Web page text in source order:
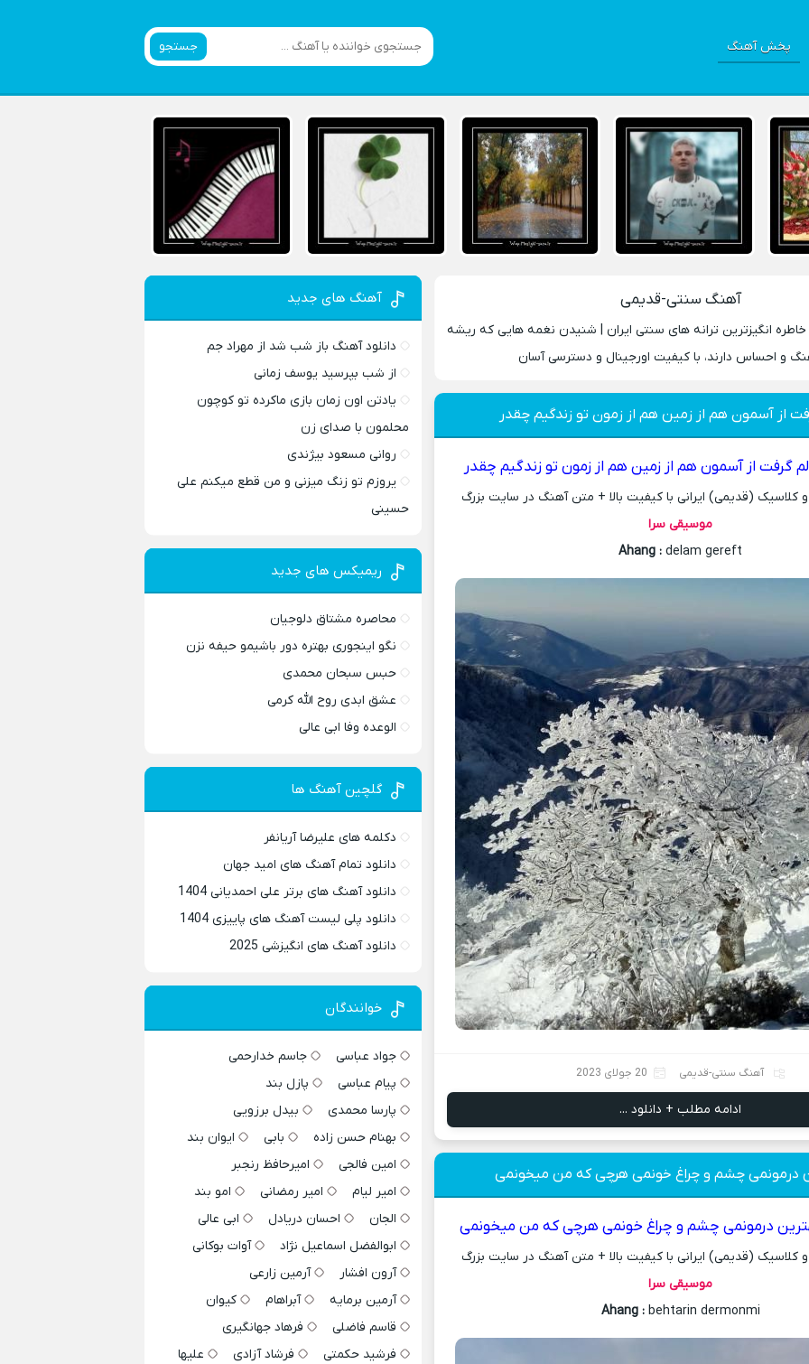
پخش آهنگ جستجو
آهنگ سنتی-قدیمی
انگیزترین ترانه‌ های سنتی ایران | شنیدن نغمه‌ هایی که ریشه
و احساس دارند، با کیفیت اورجینال و دسترسی آسان
از آسمون هم از زمین هم از زمون تو زندگیم چقدر
گرفت از آسمون هم از زمین هم از زمون تو زندگیم چقدر
(قدیمی) ایرانی با کیفیت بالا + متن آهنگ در سایت بزرگ
موسیقی سرا
Ahang : delam gereft
آهنگ سنتی-قدیمی 20 جولای 2023
ادامه مطلب + دانلود ...
درمونمی چشم و چراغ خونمی هرچی که من میخونمی
درمونمی چشم و چراغ خونمی هرچی که من میخونمی
(قدیمی) ایرانی با کیفیت بالا + متن آهنگ در سایت بزرگ
موسیقی سرا
Ahang :behtarin dermonmi
آهنگ های جدید
دانلود آهنگ باز شب شد از مهراد جم
از شب بپرسید یوسف زمانی
یادتن اون زمان بازی ماکرده تو کوچون
محلمون با صدای زن
روانی مسعود بیژندی
یروزم تو زنگ میزنی و من قطع میکنم علی
حسینی
ریمیکس های جدید
محاصره مشتاق دلوجیان
نگو اینجوری بهتره دور باشیمو حیفه نزن
حبس سبحان محمدی
عشق ابدی روح الله کرمی
الوعده وفا ابی عالی
گلچین آهنگ ها
دکلمه های علیرضا آریانفر
دانلود تمام آهنگ های امید جهان
دانلود آهنگ های برتر علی احمدیانی 1404
دانلود پلی لیست آهنگ های پاییزی 1404
دانلود آهنگ های انگیزشی 2025
خوانندگان
جواد عباسی
جاسم خدارحمی
پیام عباسی
پازل بند
پارسا محمدی
بیدل برزویی
بهنام حسن زاده
بابی
ایوان بند
امین فالجی
امیرحافظ رنجبر
امیر لیام
امیر رمضانی
امو بند
الجان
احسان دریادل
ابی عالی
ابوالفضل اسماعیل نژاد
آوات بوکانی
آرون افشار
آرمین زارعی
آرمین برمایه
آبراهام
کیوان
قاسم فاضلی
فرهاد جهانگیری
فرشید حکمتی
فرشاد آزادی
علیها